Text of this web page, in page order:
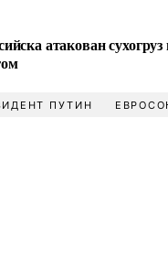
атакован сухогруз
ПУТИН